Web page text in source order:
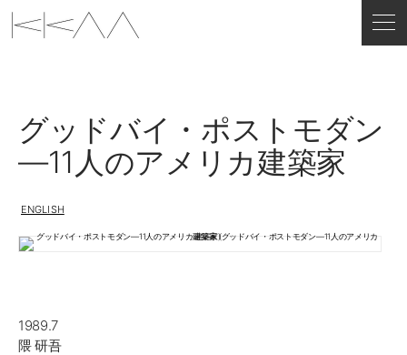
グッドバイ・ポストモダン
―11人のアメリカ建築家
ENGLISH
1989.7
隈 研吾